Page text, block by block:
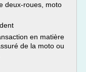
deux-roues, moto
en matière
de la moto ou